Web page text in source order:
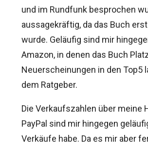
und im Rundfunk besprochen
aussagekräftig, da das Buch
wurde. Geläufig sind mir
Amazon, in denen das Buch
Neuerscheinungen in den Top5
dem Ratgeber.
Die Verkaufszahlen über meine
PayPal sind mir hingegen
Verkäufe habe. Da es mir aber